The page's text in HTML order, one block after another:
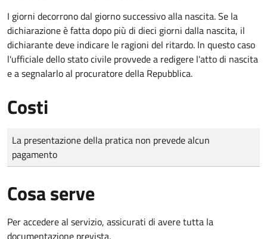
I giorni decorrono dal giorno successivo alla nascita. Se la
dichiarazione è fatta dopo più di dieci giorni dalla nascita, il
dichiarante deve indicare le ragioni del ritardo. In questo caso
l'ufficiale dello stato civile provvede a redigere l'atto di nascita
e a segnalarlo al procuratore della Repubblica.
Costi
Tipo di pagamento
Importo
La presentazione della pratica non prevede alcun
pagamento
Cosa serve
Per accedere al servizio, assicurati di avere tutta la
documentazione prevista.